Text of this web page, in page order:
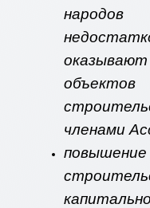
оказывают
членами